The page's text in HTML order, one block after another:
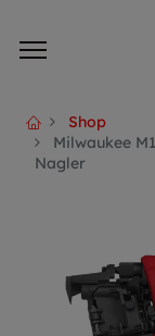
Shop
Milwaukee
Nagler